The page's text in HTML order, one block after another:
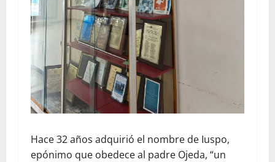
Hace 32 años adquirió el nombre de Iuspo,
epónimo que obedece al padre Ojeda, “un